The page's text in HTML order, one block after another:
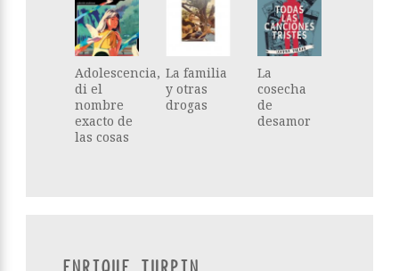
Adolescencia,
di el
nombre
exacto de
las cosas
La familia
y otras
drogas
La
cosecha
de
desamor